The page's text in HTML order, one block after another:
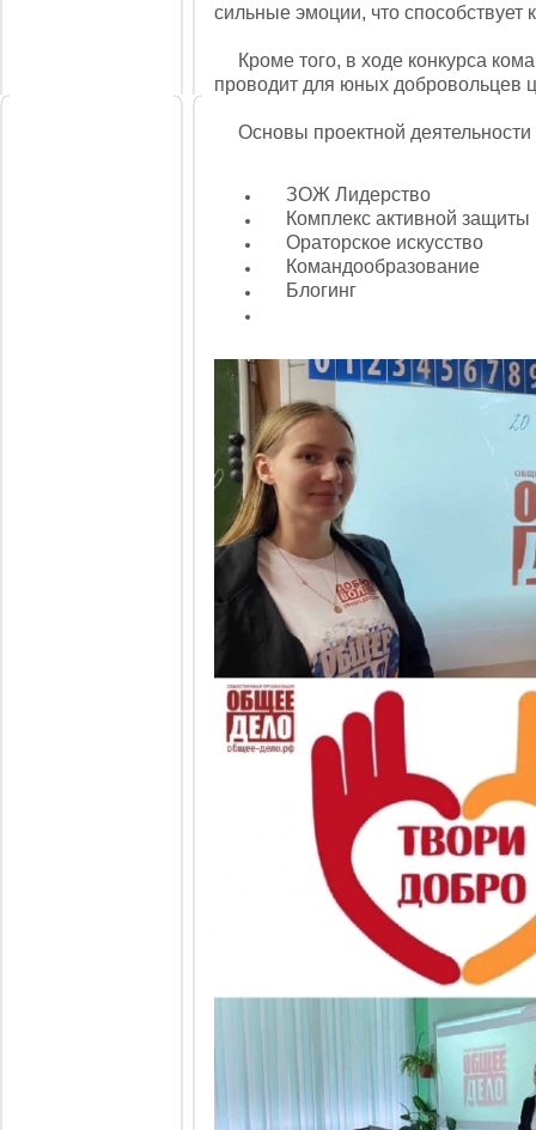
сильные эмоции, что
Кроме того, в ходе конкурса
проводит для юных добровольцев
Основы проектной деятельности
ЗОЖ Лидерство
Комплекс активной защиты
Ораторское искусство
Командообразование
Блогинг